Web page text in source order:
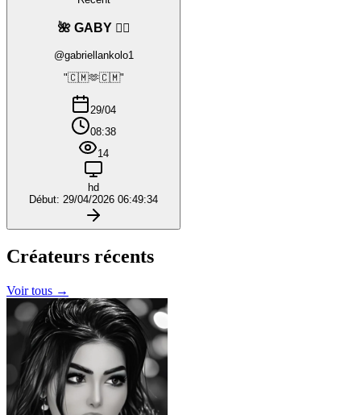
🌺 GABY ❤️‍🔥
@gabriellankolo1
"🇨🇲🫶🇨🇲"
29/04
08:38
14
hd
Début: 29/04/2026 06:49:34
Créateurs récents
Voir tous →